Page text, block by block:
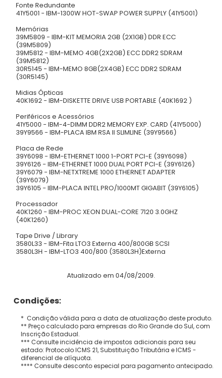
Fonte Redundante
41Y5001 - IBM-1300W HOT-SWAP POWER SUPPLY (41Y5001)
Memórias
39M5809 - IBM-KIT MEMORIA 2GB (2X1GB) DDR ECC
(39M5809)
39M5812 - IBM-MEMO 4GB(2X2GB) ECC DDR2 SDRAM
(39M5812)
30R5145 - IBM-MEMO 8GB(2X4GB) ECC DDR2 SDRAM
(30R5145)
Midias Ópticas
40K1692 - IBM-DISKETTE DRIVE USB PORTABLE (40K1692 )
Periféricos e Acessórios
41Y5000 - IBM-4-DIMM DDR2 MEMORY EXP. CARD (41Y5000)
39Y9566 - IBM-PLACA IBM RSA II SLIMLINE (39Y9566)
Placa de Rede
39Y6098 - IBM-ETHERNET 1000 1-PORT PCI-E (39Y6098)
39Y6126 - IBM-ETHERNET 1000 DUAL PORT PCI-E (39Y6126)
39Y6079 - IBM-NETXTREME 1000 ETHERNET ADAPTER
(39Y6079)
39Y6105 - IBM-PLACA INTEL PRO/1000MT GIGABIT (39Y6105)
Processador
40K1260 - IBM-PROC XEON DUAL-CORE 7120 3.0GHZ
(40K1260)
Tape Drive / Library
3580L33 - IBM-Fita LTO3 Externa 400/800GB SCSI
3580L3H - IBM-LTO3 400/800 (3580L3H)Externa
Atualizado em 04/08/2009.
Condições:
* Condição válida para a data de atualização deste produto.
** Preço calculado para empresas do Rio Grande do Sul, com
Inscrição Estadual.
*** Consulte incidência de impostos adicionais para seu
estado: Protocolo ICMS 21, Substituição Tributária e ICMS -
diferencial de alíquota.
**** Consulte desconto especial para pagamento antecipado.